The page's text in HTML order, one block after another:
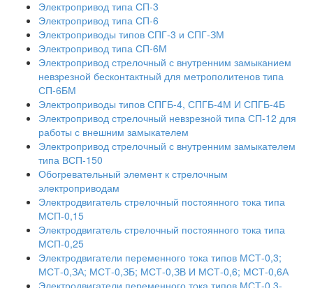
Электропривод типа СП-3
Электропривод типа СП-6
Электроприводы типов СПГ-3 и СПГ-ЗМ
Электропривод типа СП-6М
Электропривод стрелочный с внутренним замыканием
невзрезной бесконтактный для метрополитенов типа
СП-6БМ
Электроприводы типов СПГБ-4, СПГБ-4М И СПГБ-4Б
Электропривод стрелочный невзрезной типа СП-12 для
работы с внешним замыкателем
Электропривод стрелочный с внутренним замыкателем
типа ВСП-150
Обогревательный элемент к стрелочным
электроприводам
Электродвигатель стрелочный постоянного тока типа
МСП-0,15
Электродвигатель стрелочный постоянного тока типа
МСП-0,25
Электродвигатели переменного тока типов МСТ-0,3;
МСТ-0,ЗА; МСТ-0,ЗБ; МСТ-0,ЗВ И МСТ-0,6; МСТ-0,6А
Электродвигатели переменного тока типов МСТ-0,3-